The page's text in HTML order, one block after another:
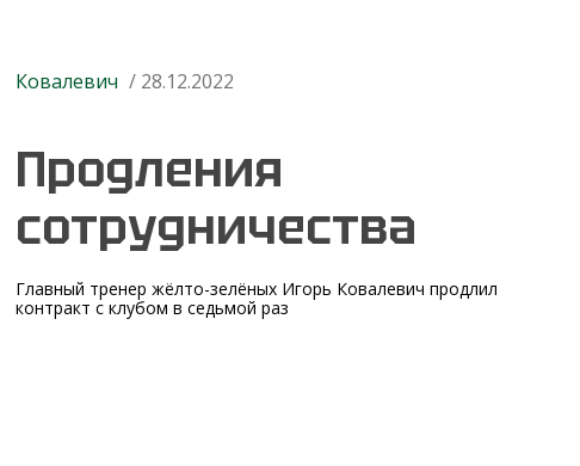
Ковалевич / 28.12.2022
Продления
сотрудничества
Главный тренер жёлто-зелёных Игорь Ковалевич продлил
контракт с клубом в седьмой раз